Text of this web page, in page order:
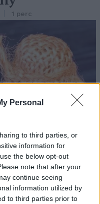
Personal
to third parties, or
information for
the below opt-out
note that after your
continue seeing
information utilized by
to third parties prior to
1 perc